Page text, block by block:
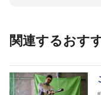
関連するおす